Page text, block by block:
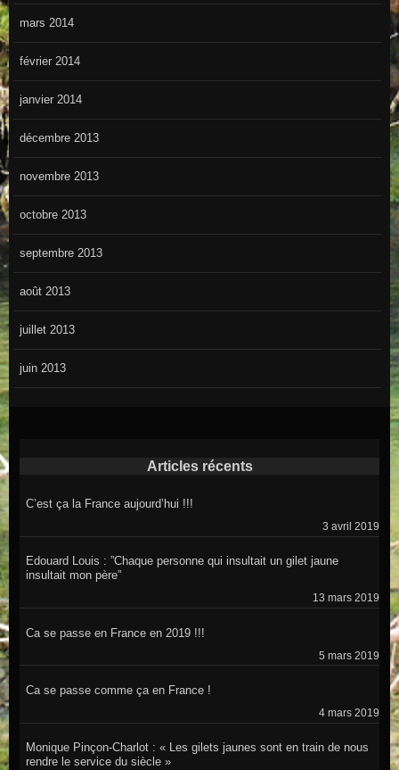
mars 2014
février 2014
janvier 2014
décembre 2013
novembre 2013
octobre 2013
septembre 2013
août 2013
juillet 2013
juin 2013
Articles récents
C’est ça la France aujourd’hui !!!
3 avril 2019
Edouard Louis : ”Chaque personne qui insultait un gilet jaune
insultait mon père”
13 mars 2019
Ca se passe en France en 2019 !!!
5 mars 2019
Ca se passe comme ça en France !
4 mars 2019
Monique Pinçon-Charlot : « Les gilets jaunes sont en train de nous
rendre le service du siècle »